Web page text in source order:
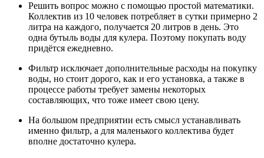
Решить вопрос можно с помощью простой математики.
Коллектив из 10 человек потребляет в сутки примерно 2
литра на каждого, получается 20 литров в день. Это
одна бутыль воды для кулера. Поэтому покупать воду
придётся ежедневно.
Фильтр исключает дополнительные расходы на покупку
воды, но стоит дорого, как и его установка, а также в
процессе работы требует замены некоторых
составляющих, что тоже имеет свою цену.
На большом предприятии есть смысл устанавливать
именно фильтр, а для маленького коллектива будет
вполне достаточно кулера.